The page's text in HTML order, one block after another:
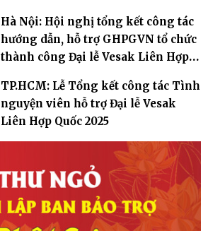
Hà Nội: Hội nghị tổng kết công tác
hướng dẫn, hỗ trợ GHPGVN tổ chức
thành công Đại lễ Vesak Liên Hợp
TP.HCM: Lễ Tổng kết công tác Tình
nguyện viên hỗ trợ Đại lễ Vesak
Liên Hợp Quốc 2025